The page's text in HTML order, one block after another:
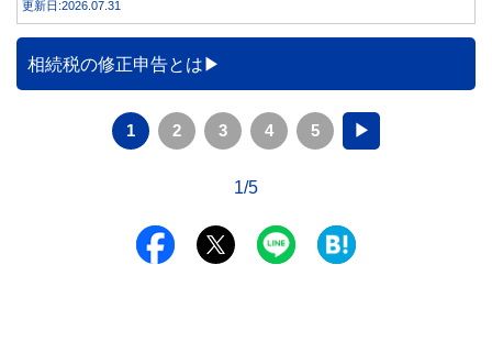
族が行うべき手続きについて分かりやすく解説します。
更新日:2026.07.31
相続税の修正申告とは
1 2 3 4 5 ▶
1/5